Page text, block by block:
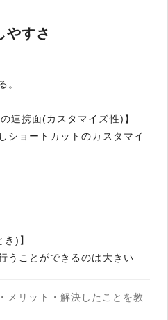
やすさ
。
連携面(カスタマイズ性)】
ショートカットのカスタマイ
)】
メリット・解決したことを教